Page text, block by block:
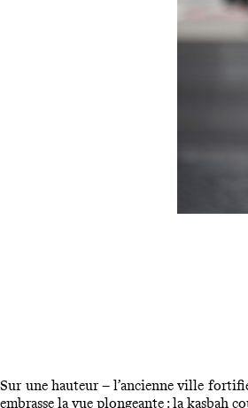
Sur une hauteur – l’ancienne ville
embrasse la vue plongeante : la kasbah